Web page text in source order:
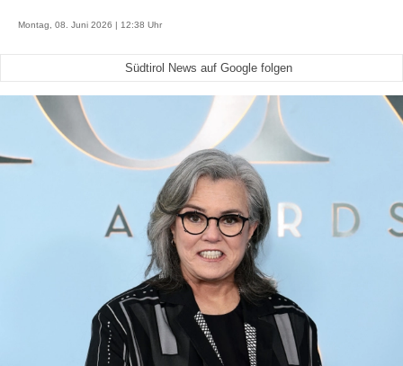
Montag, 08. Juni 2026 | 12:38 Uhr
Südtirol News auf Google folgen